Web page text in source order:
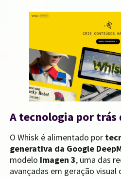
A tecnologia por trás
O Whisk é alimentado por
generativa da Google
modelo Imagen 3, uma das
avançadas em geração visual